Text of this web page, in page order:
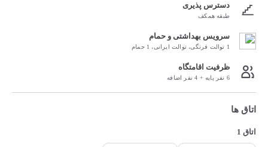
دسترس پذیری
طبقه همکف
سرویس بهداشتی و حمام
1 توالت فرنگی، توالت ایرانی، 1 حمام
ظرفیت اقامتگاه
6 نفر پایه + 4 نفر اضافه
اتاق ها
اتاق 1